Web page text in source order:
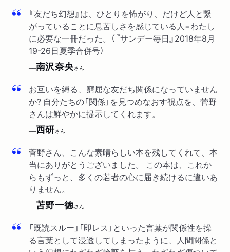
新聞 2018/06/09
産経新聞「話題の本」で紹介されました。
2018/06/06
「週刊文春」6/14号「ベストセラー解剖」で紹介されまし
あなたに」
2018/06/06
京都新聞「凡語」で紹介されました。
新聞 2018/06/04
読売新聞夕刊「ひらづみ！」で紹介されました。（評者：朝
比奈あすかさん）
2018/06/03
長崎新聞「とっとって」でメトロ書店本店・室田大祐さんに紹介
2018/05/30
『友だち幻想』は、ひとりを怖がり、だけど人と繋
がっていることに息苦しさを感じている人=わたし
に必要な一冊だった。（『サンデー毎日』2018年8月
19-26日夏季合併号）
──南沢奈央さん
お互いを縛る、窮屈な友だち関係になっていません
か? 自分たちの「関係」を見つめなおす視点を、菅野
さんは鮮やかに提示してくれます。
──西研さん
菅野さん、こんな素晴らしい本を残してくれて、本
当にありがとうございました。 この本は、これか
らもずっと、多くの若者の心に届き続けるに違いあ
りません。
──苫野一徳さん
「既読スルー」「即レス」といった言葉が関係性を操
る言葉として浸透してしまったように、人間関係と